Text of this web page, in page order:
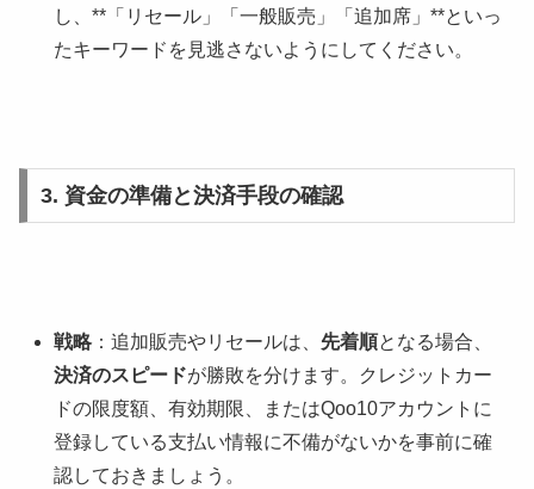
し、**「リセール」「一般販売」「追加席」**といっ
たキーワードを見逃さないようにしてください。
3. 資金の準備と決済手段の確認
戦略 ：追加販売やリセールは、 先着順となる場合、
決済のスピードが勝敗を分けます。クレジットカー
ドの限度額、有効期限、またはQoo10アカウントに
登録している支払い情報に不備がないかを事前に確
認しておきましょう。